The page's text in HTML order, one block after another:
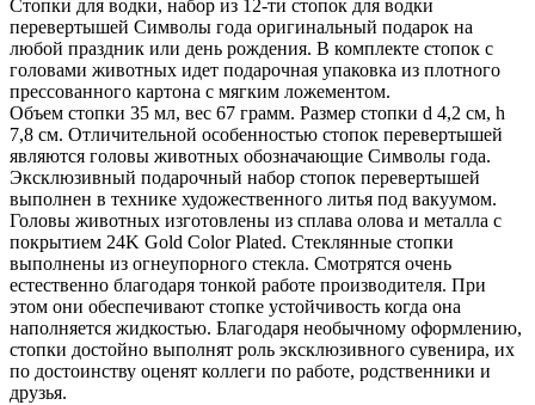
Стопки для водки, набор из 12-ти стопок для водки
перевертышей Символы года оригинальный подарок на
любой праздник или день рождения. В комплекте стопок с
головами животных идет подарочная упаковка из плотного
прессованного картона с мягким ложементом.
Объем стопки 35 мл, вес 67 грамм. Размер стопки d 4,2 см, h
7,8 см. Отличительной особенностью стопок перевертышей
являются головы животных обозначающие Символы года.
Эксклюзивный подарочный набор стопок перевертышей
выполнен в технике художественного литья под вакуумом.
Головы животных изготовлены из сплава олова и металла с
покрытием 24K Gold Color Plated. Стеклянные стопки
выполнены из огнеупорного стекла. Смотрятся очень
естественно благодаря тонкой работе производителя. При
этом они обеспечивают стопке устойчивость когда она
наполняется жидкостью. Благодаря необычному оформлению,
стопки достойно выполнят роль эксклюзивного сувенира, их
по достоинству оценят коллеги по работе, родственники и
друзья.